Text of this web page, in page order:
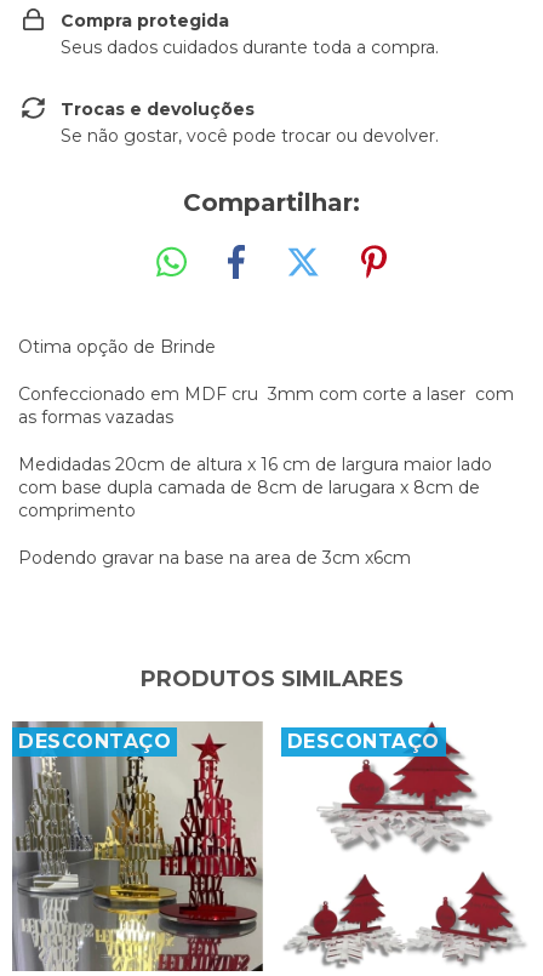
Compra protegida
Seus dados cuidados durante toda a compra.
Trocas e devoluções
Se não gostar, você pode trocar ou devolver.
Compartilhar:
Otima opção de Brinde
Confeccionado em MDF cru 3mm com corte a laser com
as formas vazadas
Medidadas 20cm de altura x 16 cm de largura maior lado
com base dupla camada de 8cm de larugara x 8cm de
comprimento
Podendo gravar na base na area de 3cm x6cm
PRODUTOS SIMILARES
DESCONTAÇO DESCONTAÇO